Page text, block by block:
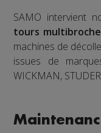
SAMO intervient
tours
machines de
issues de
WICKMAN,